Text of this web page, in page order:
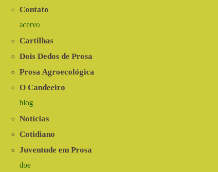
Contato
acervo
Cartilhas
Dois Dedos de Prosa
Prosa Agroecológica
O Candeeiro
blog
Notícias
Cotidiano
Juventude em Prosa
doe